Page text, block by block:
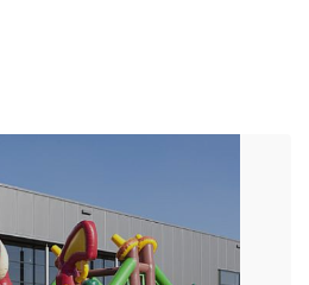
Vergaderzalen
Seminarieruimte